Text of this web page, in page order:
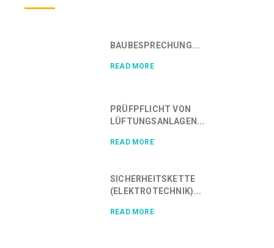
BAUBESPRECHUNG...
READ MORE
PRÜFPFLICHT VON
LÜFTUNGSANLAGEN...
READ MORE
SICHERHEITSKETTE
(ELEKTROTECHNIK)...
READ MORE